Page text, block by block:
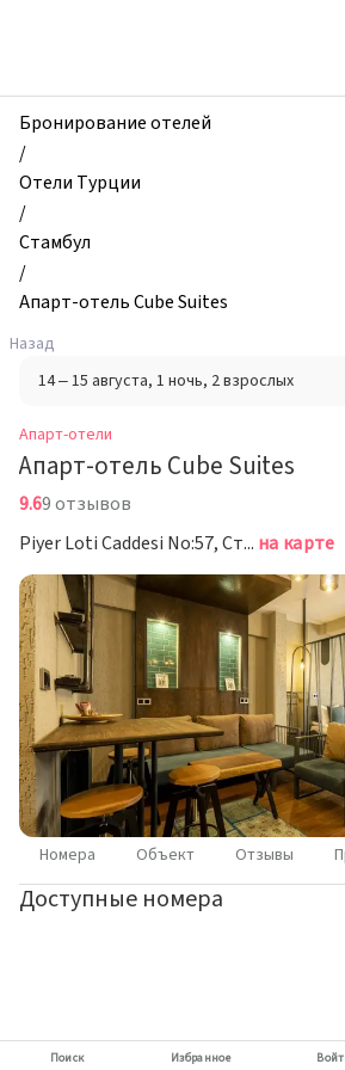
отели,
Апарт-
отель
Cube
Suites,
Стамбул,
Турция
Бронирование отелей
/
Отели Турции
/
Стамбул
/
Апарт-отель Cube Suites
Назад
14 – 15 августа, 1 ночь, 2 взрослых
Апарт-отели
Апарт-отель Cube Suites
9.69 отзывов
Piyer Loti Caddesi No:57, Стамбул на карте
Номера Объект Отзывы
Доступные номера
Поиск Избранное